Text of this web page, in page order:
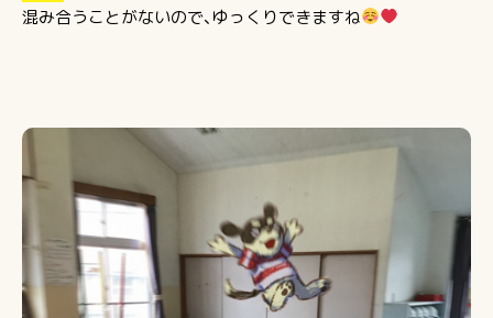
混み合うことがないので、ゆっくりできますね